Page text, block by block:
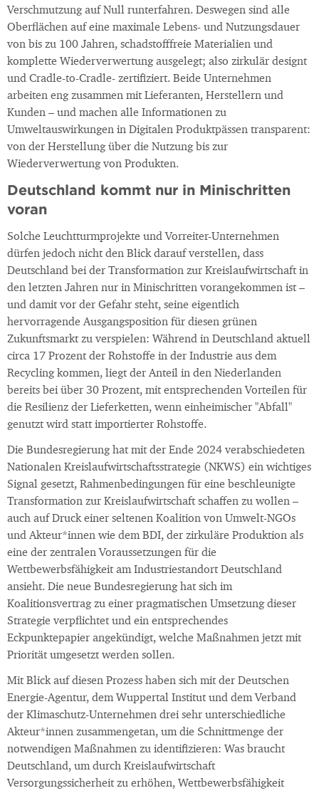
Verschmutzung auf Null runterfahren. Deswegen sind alle
Oberflächen auf eine maximale Lebens- und Nutzungsdauer
von bis zu 100 Jahren, schadstofffreie Materialien und
komplette Wiederverwertung ausgelegt; also zirkulär designt
und Cradle-to-Cradle- zertifiziert. Beide Unternehmen
arbeiten eng zusammen mit Lieferanten, Herstellern und
Kunden – und machen alle Informationen zu
Umweltauswirkungen in Digitalen Produktpässen transparent:
von der Herstellung über die Nutzung bis zur
Wiederverwertung von Produkten.
Deutschland kommt nur in Minischritten
voran
Solche Leuchtturmprojekte und Vorreiter-Unternehmen
dürfen jedoch nicht den Blick darauf verstellen, dass
Deutschland bei der Transformation zur Kreislaufwirtschaft in
den letzten Jahren nur in Minischritten vorangekommen ist –
und damit vor der Gefahr steht, seine eigentlich
hervorragende Ausgangsposition für diesen grünen
Zukunftsmarkt zu verspielen: Während in Deutschland aktuell
circa 17 Prozent der Rohstoffe in der Industrie aus dem
Recycling kommen, liegt der Anteil in den Niederlanden
bereits bei über 30 Prozent, mit entsprechenden Vorteilen für
die Resilienz der Lieferketten, wenn einheimischer "Abfall"
genutzt wird statt importierter Rohstoffe.
Die Bundesregierung hat mit der Ende 2024 verabschiedeten
Nationalen Kreislaufwirtschaftsstrategie (NKWS) ein wichtiges
Signal gesetzt, Rahmenbedingungen für eine beschleunigte
Transformation zur Kreislaufwirtschaft schaffen zu wollen –
auch auf Druck einer seltenen Koalition von Umwelt-NGOs
und Akteur*innen wie dem BDI, der zirkuläre Produktion als
eine der zentralen Voraussetzungen für die
Wettbewerbsfähigkeit am Industriestandort Deutschland
ansieht. Die neue Bundesregierung hat sich im
Koalitionsvertrag zu einer pragmatischen Umsetzung dieser
Strategie verpflichtet und ein entsprechendes
Eckpunktepapier angekündigt, welche Maßnahmen jetzt mit
Priorität umgesetzt werden sollen.
Mit Blick auf diesen Prozess haben sich mit der Deutschen
Energie-Agentur, dem Wuppertal Institut und dem Verband
der Klimaschutz-Unternehmen drei sehr unterschiedliche
Akteur*innen zusammengetan, um die Schnittmenge der
notwendigen Maßnahmen zu identifizieren: Was braucht
Deutschland, um durch Kreislaufwirtschaft
Versorgungssicherheit zu erhöhen, Wettbewerbsfähigkeit